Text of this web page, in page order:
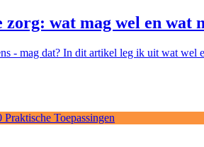
wat mag wel en wat
- mag dat? In dit artikel leg ik uit wat
Toepassingen